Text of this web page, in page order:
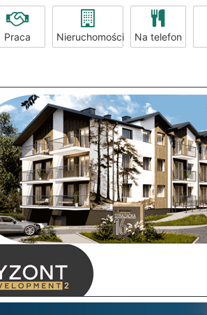
Praca Nieruchomości Na telefon